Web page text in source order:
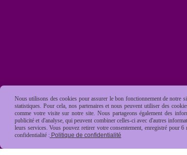
Nous utilisons des cookies pour assurer le bon fonctionnement de notre
statistiques. Pour cela, nos partenaires et nous peuvent utiliser des
comme votre visite sur notre site. Nous partageons également des
publicité et d'analyse, qui peuvent combiner celles-ci avec d'autres
leurs services. Vous pouvez retirer votre consentement, enregistré pour
confidentialité : Politique de confidentialité